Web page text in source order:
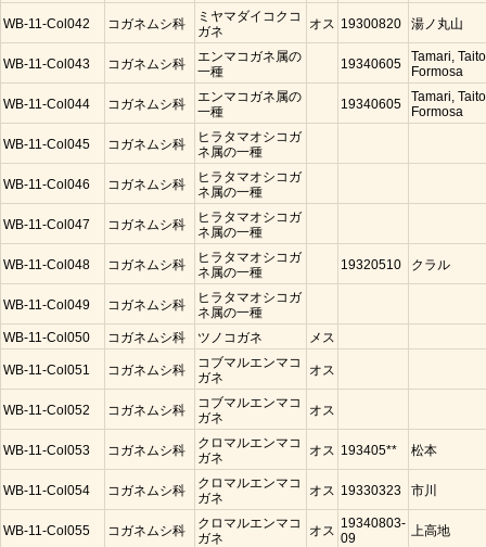
WB-11-Col042 コガネムシ科
ミヤマダイコクコ
ガネ
オス 19300820 湯ノ丸山
WB-11-Col043 コガネムシ科
エンマコガネ属の
一種
19340605
Tamari,
Formosa
WB-11-Col044 コガネムシ科
エンマコガネ属の
一種
19340605
Tamari,
Formosa
WB-11-Col045 コガネムシ科
ヒラタマオシコガ
ネ属の一種
WB-11-Col046 コガネムシ科
ヒラタマオシコガ
ネ属の一種
WB-11-Col047 コガネムシ科
ヒラタマオシコガ
ネ属の一種
WB-11-Col048 コガネムシ科
ヒラタマオシコガ
ネ属の一種
19320510 クラル
WB-11-Col049 コガネムシ科
ヒラタマオシコガ
ネ属の一種
WB-11-Col050
コガネムシ科 ツノコガネ メス
WB-11-Col051 コガネムシ科
コブマルエンマコ
ガネ
オス
WB-11-Col052 コガネムシ科
コブマルエンマコ
ガネ
オス
WB-11-Col053 コガネムシ科
クロマルエンマコ
ガネ
オス 193405** 松本
WB-11-Col054 コガネムシ科
クロマルエンマコ
ガネ
オス 19330323 市川
WB-11-Col055 コガネムシ科
クロマルエンマコ
ガネ
オス 19340803-
09
上高地